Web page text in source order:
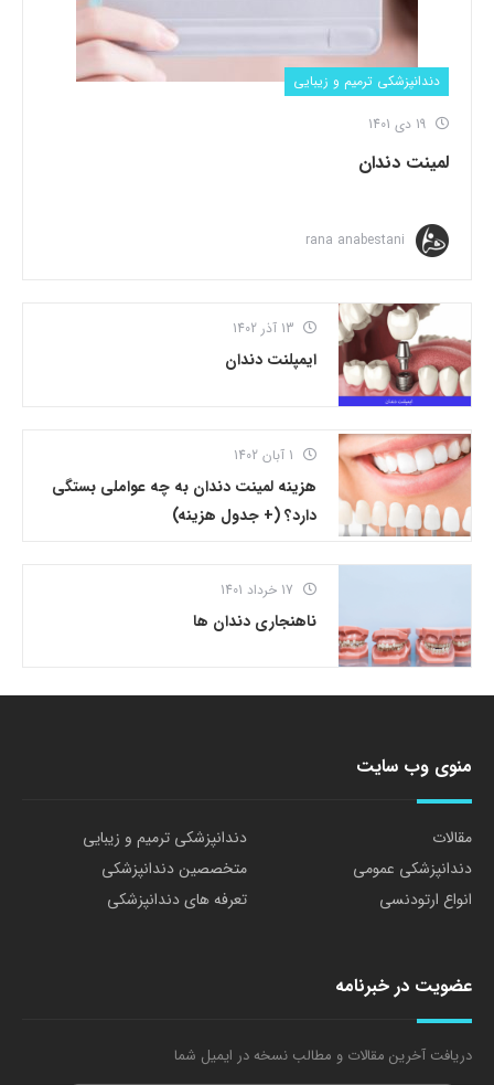
دندانپزشکی ترمیم و زیبایی
لمینت دندان
rana anabestani
ایمپلنت دندان
هزینه لمینت دندان به چه عواملی بستگی
دارد؟ (+ جدول هزینه)
ناهنجاری دندان ها
منوی وب سایت
مقالات
دندانپزشکی ترمیم و زیبایی
دندانپزشکی عمومی
متخصصین دندانپزشکی
انواع ارتودنسی
تعرفه های دندانپزشکی
عضویت در خبرنامه
دریافت آخرین مقالات و مطالب نسخه در ایمیل شما